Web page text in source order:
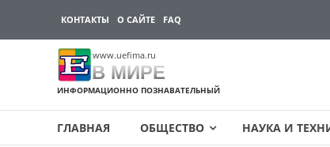
КОНТАКТЫ О САЙТЕ FAQ
www.uefima.ru
В МИРЕ
ИНФОРМАЦИОННО ПОЗНАВАТЕЛЬНЫЙ
ГЛАВНАЯ ОБЩЕСТВО НАУКА И